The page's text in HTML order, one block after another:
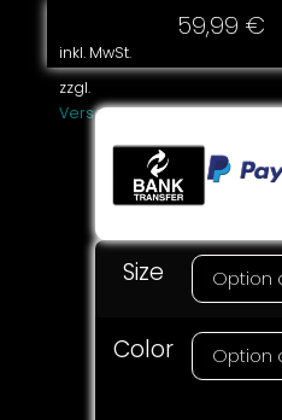
59,99€
inkl. MwSt.
zzgl.
Versandkosten
Size
Color